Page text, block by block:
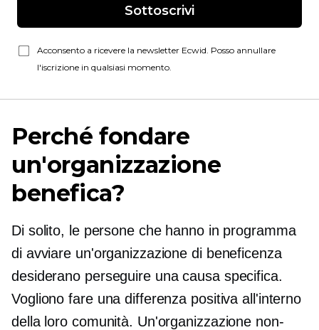
Sottoscrivi
Acconsento a ricevere la newsletter Ecwid. Posso annullare
l'iscrizione in qualsiasi momento.
Perché fondare
un'organizzazione
benefica?
Di solito, le persone che hanno in programma
di avviare un'organizzazione di beneficenza
desiderano perseguire una causa specifica.
Vogliono fare una differenza positiva all'interno
della loro comunità. Un'organizzazione non-